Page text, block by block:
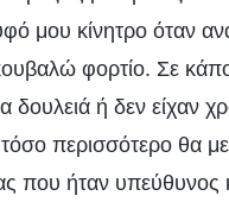
μου κίνητρο όταν
φορτίο. Σε
δουλειά ή δεν είχαν
περισσότερο θα με
που ήταν